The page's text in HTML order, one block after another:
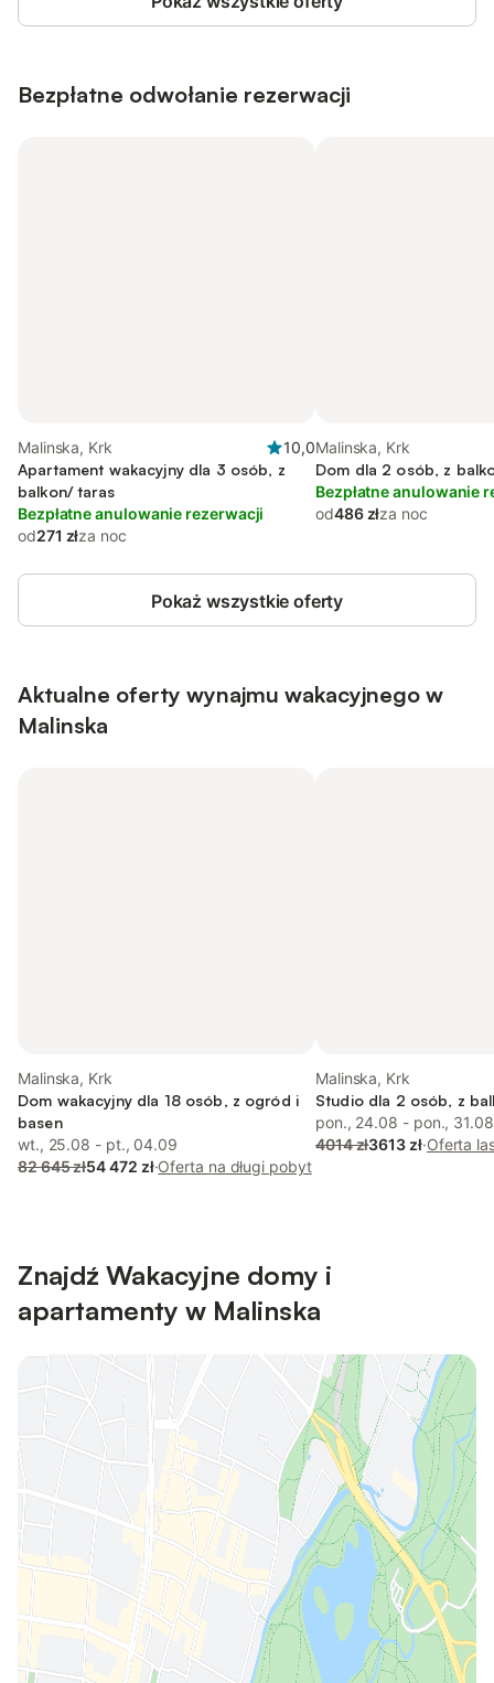
Bezpłatne odwołanie rezerwacji
Malinska, Krk
10,0
Apartament wakacyjny dla 3 osób, z
balkon/ taras
Bezpłatne anulowanie rezerwacji
od271 złza noc
Malinska, Krk
Dom dla 2 osób, z
Bezpłatne anulowanie
od486 złza noc
Pokaż wszystkie oferty
Aktualne oferty wynajmu wakacyjnego w
Malinska
Malinska, Krk
Dom wakacyjny dla 18 osób, z ogród i
basen
wt., 25.08 - pt., 04.09
82 645 zł54 472 zł·Oferta na długi pobyt
Malinska, Krk
Studio dla 2 osób, z
pon., 24.08 - pon., 31.08
4014 zł3613 zł·Oferta
Znajdź Wakacyjne domy i
apartamenty w Malinska